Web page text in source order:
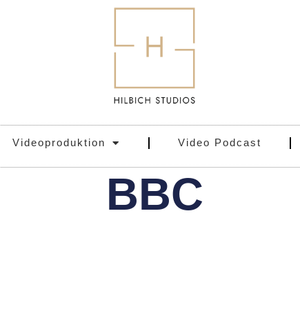
Videoproduktion Video Podcast
BBC